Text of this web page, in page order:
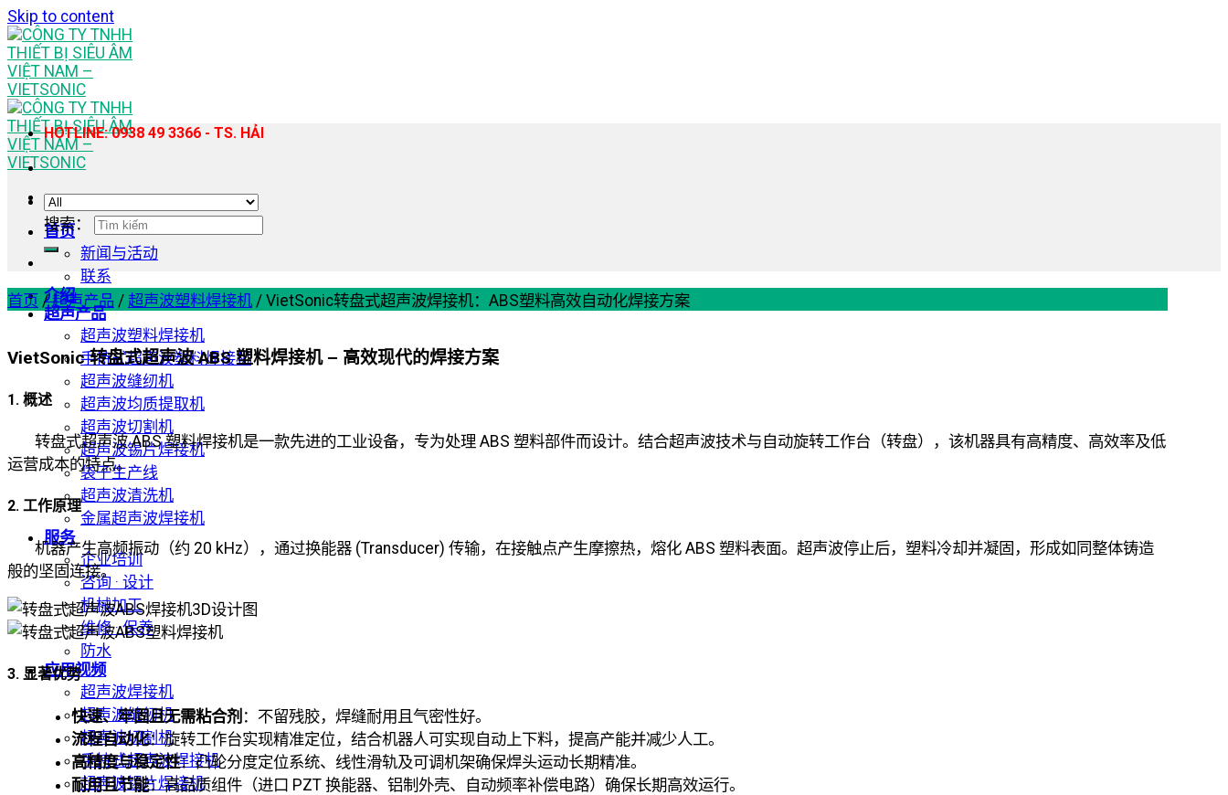
Skip to content
首页
新闻与活动
联系
介绍
超声产品
超声波塑料焊接机
手持式超声波塑料焊接机
超声波缝纫机
超声波均质提取机
超声波切割机
超声波锡片焊接机
袋子生产线
超声波清洗机
金属超声波焊接机
服务
企业培训
咨询 · 设计
机械加工
维修 · 保养
防水
应用视频
超声波焊接机
超声波缝纫机
超声波切割机
手持式超声波焊接机
超声波锡片焊接机
HOTLINE: 0938 49 3366 - TS. HẢI
搜索：
首页 / 超声产品 / 超声波塑料焊接机 / VietSonic转盘式超声波焊接机：ABS塑料高效自动化焊接方案
VietSonic 转盘式超声波 ABS 塑料焊接机 – 高效现代的焊接方案
1. 概述
转盘式超声波 ABS 塑料焊接机是一款先进的工业设备，专为处理 ABS 塑料部件而设计。结合超声波技术与自动旋转工作台（转盘），该机器具有高精度、高效率及低
运营成本的特点。
2. 工作原理
机器产生高频振动（约 20 kHz），通过换能器 (Transducer) 传输，在接触点产生摩擦热，熔化 ABS 塑料表面。超声波停止后，塑料冷却并凝固，形成如同整体铸造
般的坚固连接。
3. 显著优势
快速、牢固且无需粘合剂 ：不留残胶，焊缝耐用且气密性好。
流程自动化：旋转工作台实现精准定位，结合机器人可实现自动上下料，提高产能并减少人工。
高精度与稳定性：凸轮分度定位系统、线性滑轨及可调机架确保焊头运动长期精准。
耐用且节能：高品质组件（进口 PZT 换能器、铝制外壳、自动频率补偿电路）确保长期高效运行。